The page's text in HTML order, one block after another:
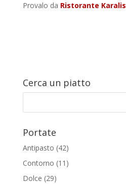
Provalo da Ristorante Karalis
Cerca un piatto
Portate
Antipasto (42)
Contorno (11)
Dolce (29)